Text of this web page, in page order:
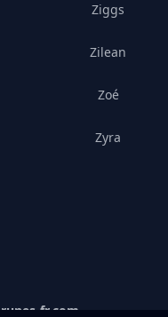
Ziggs
Zilean
Zoé
Zyra
runes-fr.com